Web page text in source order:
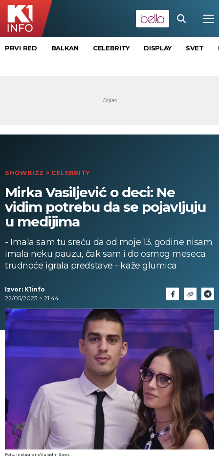
PRVI RED BALKAN CELEBRITY DISPLAY SVET
SHOWBIZZ > CELEBRITY
Mirka Vasiljević o deci: Ne
vidim potrebu da se pojavljuju
u medijima
- Imala sam tu sreću da od moje 13. godine nisam
imala neku pauzu, čak sam i do osmog meseca
trudnoće igrala predstave - kaže glumica
Izvor: K1info
22/05/2023 > 21:44
Foto: Instagram/Vujadin Savić